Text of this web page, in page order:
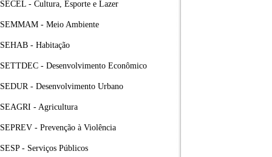
SECEL - Cultura, Esporte e Lazer
SEMMAM - Meio Ambiente
SEHAB - Habitação
SETTDEC - Desenvolvimento Econômico
SEDUR - Desenvolvimento Urbano
SEAGRI - Agricultura
SEPREV - Prevenção à Violência
SESP - Serviços Públicos